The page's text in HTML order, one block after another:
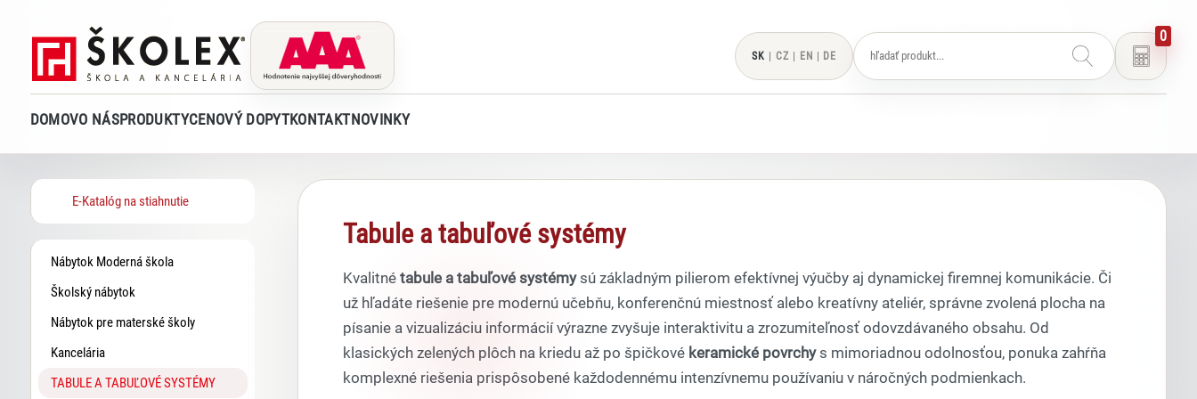
SK | CZ | EN | DE
0
DOMOVO NÁSPRODUKTYCENOVÝ DOPYTKONTAKTNOVINKY
E-Katalóg na stiahnutie
Nábytok Moderná škola
Školský nábytok
Nábytok pre materské školy
Kancelária
TABULE A TABUĽOVÉ SYSTÉMY
Tabule a tabuľové systémy
Kvalitné tabule a tabuľové systémysú základným pilierom efektívnej výučby aj dynamickej firemnej komunikácie. Či
už hľadáte riešenie pre modernú učebňu, konferenčnú miestnosť alebo kreatívny ateliér, správne zvolená plocha na
písanie a vizualizáciu informácií výrazne zvyšuje interaktivitu a zrozumiteľnosť odovzdávaného obsahu. Od
klasických zelených plôch na kriedu až po špičkové keramické povrchys mimoriadnou odolnosťou, ponuka zahŕňa
komplexné riešenia prispôsobené každodennému intenzívnemu používaniu v náročných podmienkach.